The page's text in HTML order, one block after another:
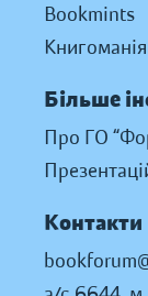
Bookmints
Книгоманія
Більше
Про ГО
Контакти